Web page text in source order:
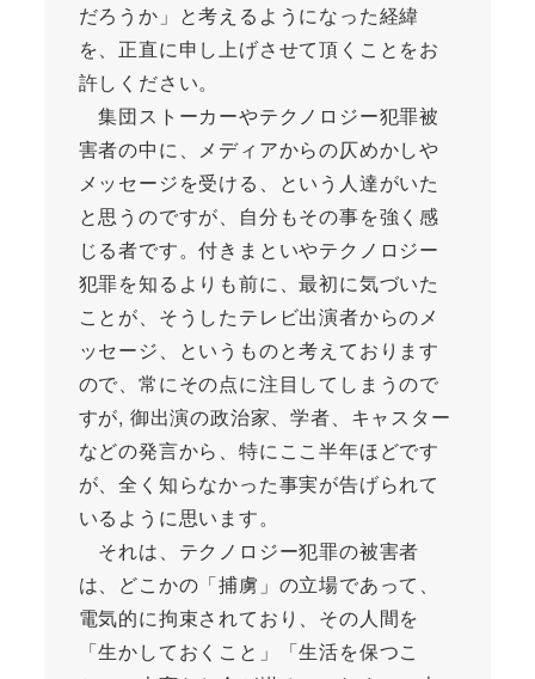
だろうか」と考えるようになった経緯
を、正直に申し上げさせて頂くことをお
許しください。
集団ストーカーやテクノロジー犯罪被
害者の中に、メディアからの仄めかしや
メッセージを受ける、という人達がいた
と思うのですが、自分もその事を強く感
じる者です。付きまといやテクノロジー
犯罪を知るよりも前に、最初に気づいた
ことが、そうしたテレビ出演者からのメ
ッセージ、というものと考えております
ので、常にその点に注目してしまうので
すが, 御出演の政治家、学者、キャスター
などの発言から、特にここ半年ほどです
が、全く知らなかった事実が告げられて
いるように思います。
それは、テクノロジー犯罪の被害者
は、どこかの「捕虜」の立場であって、
電気的に拘束されており、その人間を
「生かしておくこと」「生活を保つこ